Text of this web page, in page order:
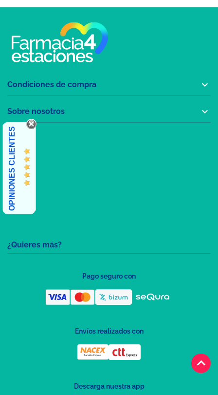
keyboard_arrow_up
¿Quieres más?
Condiciones de compra 
Sobre nosotros 
OPINIONES CLIENTES
Pago seguro con
Envíos realizados con
Descarga nuestra app